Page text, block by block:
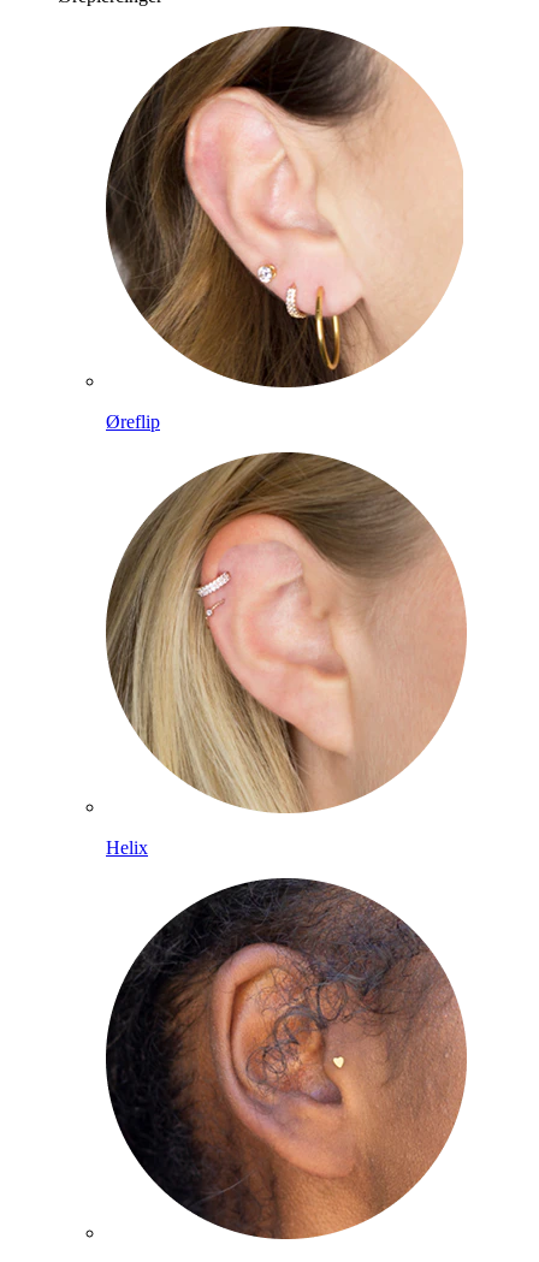
Øreflip
Helix